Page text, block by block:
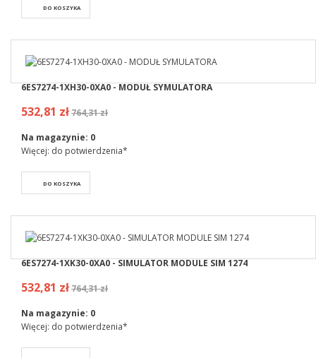
DO KOSZYKA
6ES7274-1XH30-0XA0 - MODUŁ SYMULATORA
532,81 zł764,31 zł
Na magazynie: 0
Więcej: do potwierdzenia*
DO KOSZYKA
6ES7274-1XK30-0XA0 - SIMULATOR MODULE SIM 1274
532,81 zł764,31 zł
Na magazynie: 0
Więcej: do potwierdzenia*